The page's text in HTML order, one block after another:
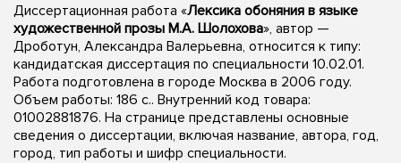
Диссертационная работа «Лексика обоняния в языке
художественной прозы М.А. Шолохова», автор —
Дроботун, Александра Валерьевна, относится к типу:
кандидатская диссертация по специальности 10.02.01.
Работа подготовлена в городе Москва в 2006 году.
Объем работы: 186 с.. Внутренний код товара:
01002881876. На странице представлены основные
сведения о диссертации, включая название, автора, год,
город, тип работы и шифр специальности.